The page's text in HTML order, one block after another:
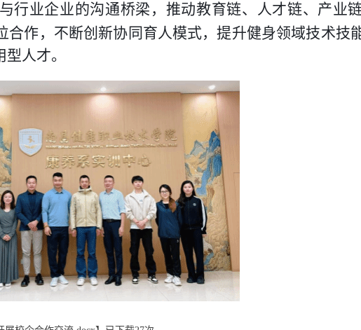
行业企业的沟通桥梁，推动教育链、人才链、产业
作，不断创新协同育人模式，提升健身领域技术技
人才。